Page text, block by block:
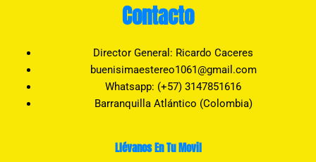
Contacto
Director General: Ricardo Caceres
buenisimaestereo1061@gmail.com
Whatsapp: (+57) 3147851616
Barranquilla Atlántico (Colombia)
Llévanos En Tu Movil